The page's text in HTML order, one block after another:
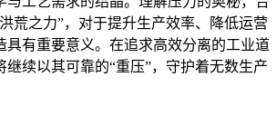
荒之力”，对于提升生产效率、降低运营
具有重要意义。在追求高效分离的工业道
继续以其可靠的“重压”，守护着无数生产